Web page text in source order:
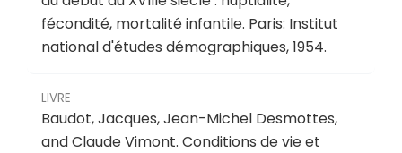
fécondité, mortalité infantile. Paris: Institut
national d'études démographiques, 1954.
LIVRE
Baudot, Jacques, Jean-Michel Desmottes,
and Claude Vimont. Conditions de vie et